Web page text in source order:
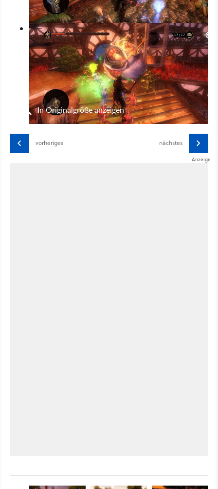
In Originalgröße anzeigen
vorheriges nächstes